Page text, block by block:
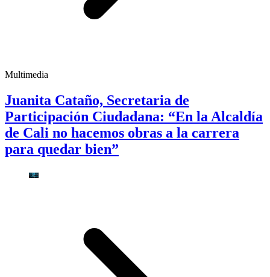
Multimedia
Juanita Cataño, Secretaria de
Participación Ciudadana: “En la Alcaldía
de Cali no hacemos obras a la carrera
para quedar bien”